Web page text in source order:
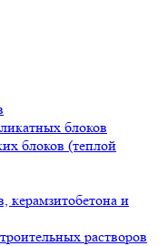
блоков
блоков (теплой
керамзитобетона и
растворов